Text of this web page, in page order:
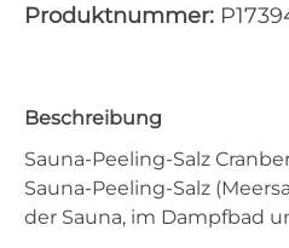
Produktnummer:
Beschreibung
Sauna-Peeling-Salz
Sauna-Peeling-Salz
der Sauna, im Dampfbad